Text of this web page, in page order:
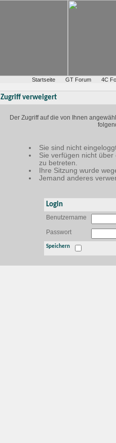
Startseite GT Forum 4C
Zugriff verweigert
Der Zugriff auf die von Ihnen
Sie sind nicht
Sie verfügen nicht
zu betreten.
Ihre Sitzung wurde
Jemand anderes
Login
Benutzername
Passwort
Speichern